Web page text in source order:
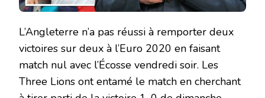
L’Angleterre n’a pas réussi à remporter deux
victoires sur deux à l’Euro 2020 en faisant
match nul avec l’Écosse vendredi soir. Les
Three Lions ont entamé le match en cherchant